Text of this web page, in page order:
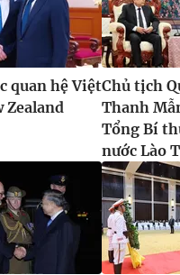
dưới mọi hình thức nếu
bản. Ghi rõ nguồn VTV.vn
quan hệ Việt
Zealand
Chủ tịch
Thanh
Tổng Bí
nước Lào